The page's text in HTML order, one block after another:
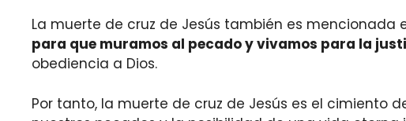
La muerte de cruz de Jesús también es mencionada
para que muramos al pecado y vivamos para la
obediencia a Dios.
Por tanto, la muerte de cruz de Jesús es el cimiento